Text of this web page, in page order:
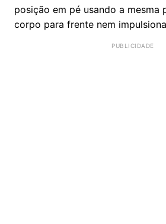
posição em pé usando a mesma
corpo para frente nem